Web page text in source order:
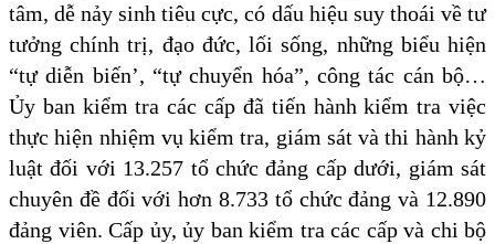
tâm, dễ nảy sinh tiêu cực, có dấu hiệu suy thoái về tư
tưởng chính trị, đạo đức, lối sống, những biểu hiện
“tự diễn biến’, “tự chuyển hóa”, công tác cán bộ…
Ủy ban kiểm tra các cấp đã tiến hành kiểm tra việc
thực hiện nhiệm vụ kiểm tra, giám sát và thi hành kỷ
luật đối với 13.257 tổ chức đảng cấp dưới, giám sát
chuyên đề đối với hơn 8.733 tổ chức đảng và 12.890
đảng viên. Cấp ủy, ủy ban kiểm tra các cấp và chi bộ